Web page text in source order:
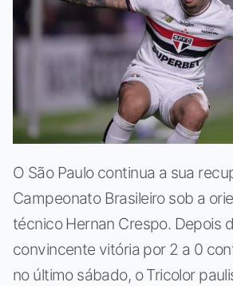
O São Paulo continua a sua
Campeonato Brasileiro sob a
técnico Hernan Crespo. Depois
convincente vitória por 2 a 0
no último sábado, o Tricolor